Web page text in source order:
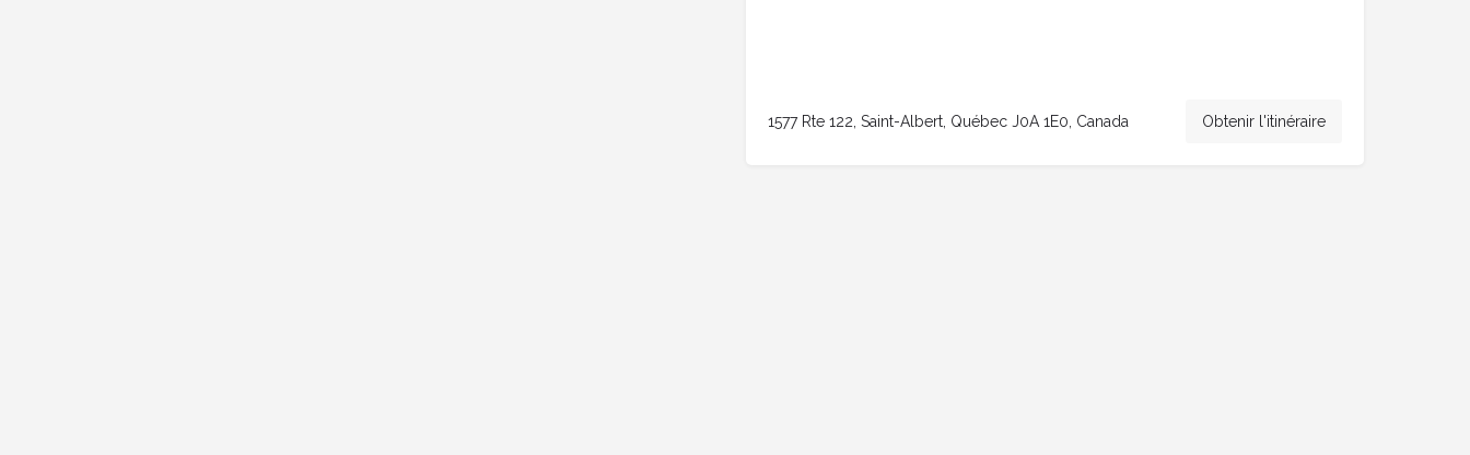
1577 Rte 122, Saint-Albert, Québec J0A 1E0, Canada Obtenir l'itinéraire